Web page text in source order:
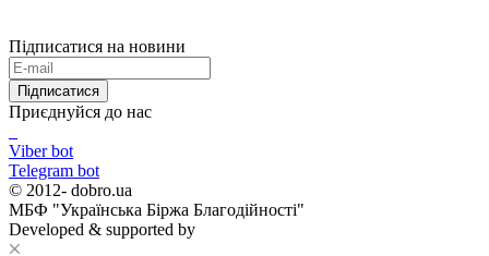
Підписатися на новини
Підписатися
Приєднуйся до нас
Viber bot
Telegram bot
© 2012- dobro.ua
МБФ "Українська Біржа Благодійності"
Developed & supported by